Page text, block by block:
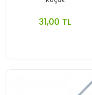
31,00 TL